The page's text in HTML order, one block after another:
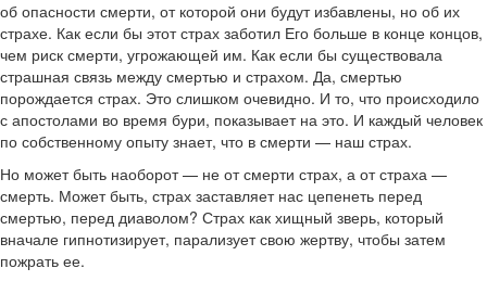
об опасности смерти, от которой они будут избавлены, но об их
страхе. Как если бы этот страх заботил Его больше в конце концов,
чем риск смерти, угрожающей им. Как если бы существовала
страшная связь между смертью и страхом. Да, смертью
порождается страх. Это слишком очевидно. И то, что происходило
с апостолами во время бури, показывает на это. И каждый человек
по собственному опыту знает, что в смерти — наш страх.
Но может быть наоборот — не от смерти страх, а от страха —
смерть. Может быть, страх заставляет нас цепенеть перед
смертью, перед диаволом? Страх как хищный зверь, который
вначале гипнотизирует, парализует свою жертву, чтобы затем
пожрать ее.